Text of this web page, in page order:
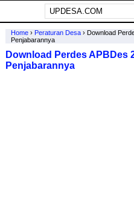
Home› Peraturan Desa› Download
Penjabarannya
Download Perdes APBDes
Penjabarannya